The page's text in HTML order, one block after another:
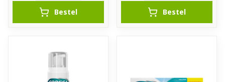
Bestel Bestel